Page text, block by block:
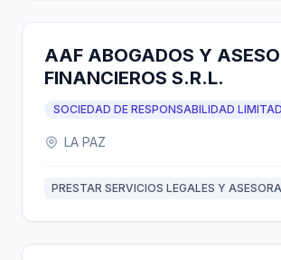
AAF ABOGADOS Y
FINANCIEROS S.R.L.
SOCIEDAD DE RESPONSABILIDAD
LA PAZ
PRESTAR SERVICIOS LEGALES Y